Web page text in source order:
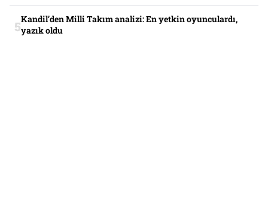
Kandil’den Milli Takım analizi: En yetkin oyunculardı,
yazık oldu